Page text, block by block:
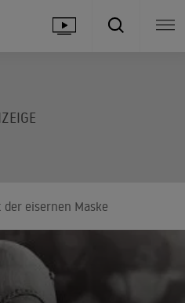
eisernen Maske